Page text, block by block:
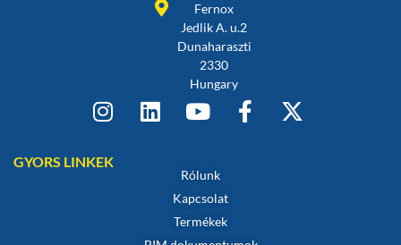
Fernox
Jedlik A. u.2
Dunaharaszti
2330
Hungary
GYORS LINKEK
Rólunk
Kapcsolat
Termékek